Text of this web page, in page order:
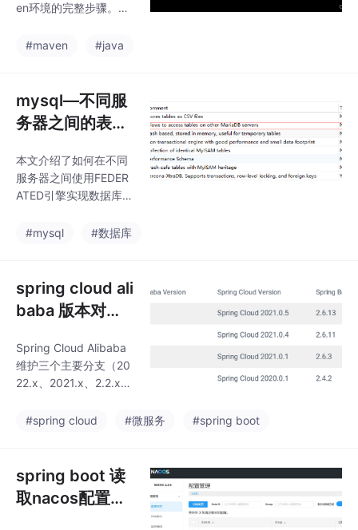
en环境的完整步骤。首
常，然后从Apache官网
置环境变量：通过"此电
脑"属性进入高级系统设
置，新建MAVEN_HOM
装目录。文中配有详细
的操作截图指引，包括
下载页面、目录结构等
利完成Maven环境配
#maven #java
mysql—不同服
务器之间的表同
本文介绍了如何在不同
服务器之间使用FEDER
ATED引擎实现数据库表
DERATED引擎插件并重
ATED和连接字符串格式
创建同步表。文章提供
了具体示例，并指出实
题，如特殊字符导致的
连接字符串格式错误，
以及同步表创建失败的
步方案，该方法提供了
#mysql #数据库
spring cloud ali
baba 版本对应
Spring Cloud Alibaba
维护三个主要分支（20
22.x、2021.x、2.2.x）
版本（3.0/2.7-2.4/2.4
pring Cloud 2022.x，
采用新版四段式版本
号；2021.x适配Spring
#spring cloud #微服务 #spring boot
spring boot 读
取nacos配置遇